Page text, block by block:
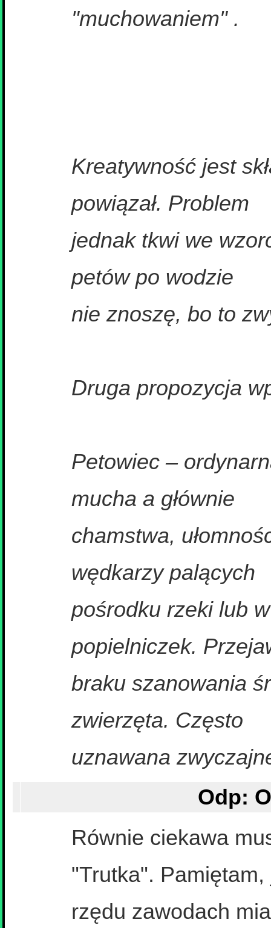
"muchowaniem" .
Kreatywność jest
powiązał. Problem
jednak tkwi we
petów po wodzie
nie znoszę, bo to
Druga propozycja
Petowiec –
mucha a głównie
chamstwa,
wędkarzy palących
pośrodku rzeki lub
popielniczek.
braku szanowania
zwierzęta. Często
uznawana
Równie ciekawa
"Trutka".
rzędu zawodach